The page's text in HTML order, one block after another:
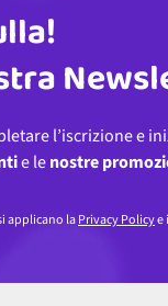
l’iscrizione e
e lenostre
applicano laPrivacy Policye i